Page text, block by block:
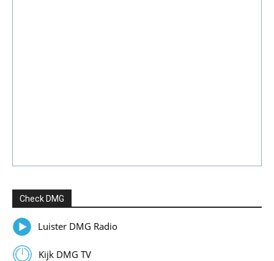
Check DMG
Luister DMG Radio
Kijk DMG TV